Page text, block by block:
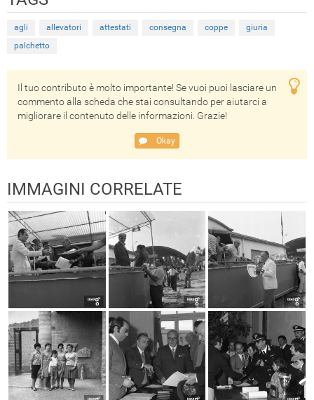
agli allevatori attestati consegna coppe
giuria
palchetto
Il tuo contributo è molto importante! Se vuoi puoi lasciare un
commento alla scheda che stai consultando per aiutarci a
migliorare il contenuto delle informazioni. Grazie!
Okay
IMMAGINI CORRELATE